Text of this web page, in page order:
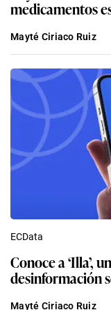
medicamentos
Mayté Ciriaco Ruiz
ECData
Conoce a ‘Illa’,
desinformación
Mayté Ciriaco Ruiz